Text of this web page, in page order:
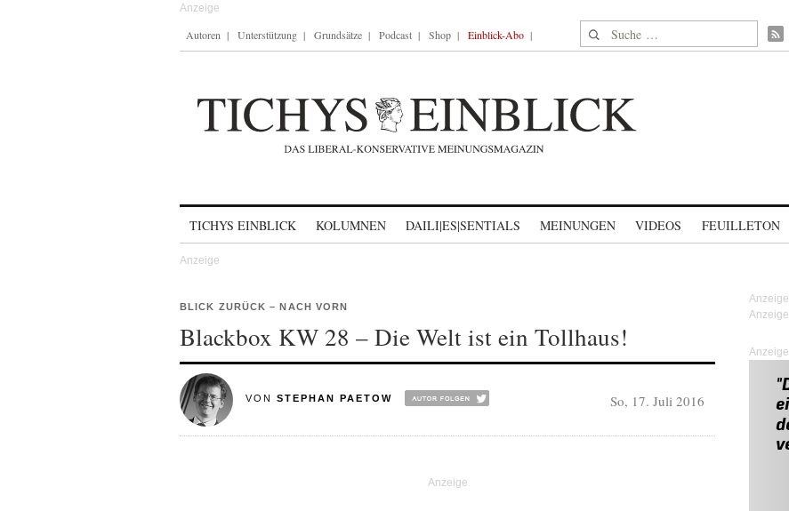
Autoren Unterstützung Grundsätze Podcast Shop Einblick-Abo Suche nach:
TICHYS EINBLICK KOLUMNEN DAILI|ES|SENTIALS MEINUNGEN VIDEOS FEUILLETON
BLICK ZURÜCK – NACH VORN
Blackbox KW 28 – Die Welt ist ein Tollhaus!
VON STEPHAN PAETOW So, 17. Juli 2016
Anzeige